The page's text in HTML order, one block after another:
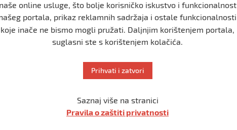
(ASDA) i Mustafe Ružnića da potpuno ovladaju
sjednici, daleko od očiju javnosti, usvojili nužne
do kraja mandata. Frapantno je saznanje da je
što bi Vladi u kojoj je većina ministara pod
finansijama Kantona i kantonalnih ustanova –
na svom Facebook profilu.
naše online usluge, što bolje korisničko iskustvo i funkcionalnost
portala, prikaz reklamnih sadržaja i ostale funkcionalnosti
koje inače ne bismo mogli pružati. Daljnjim korištenjem portala,
suglasni ste s korištenjem kolačića.
Prihvati i zatvori
Saznaj više na stranici
Pravila o zaštiti privatnosti